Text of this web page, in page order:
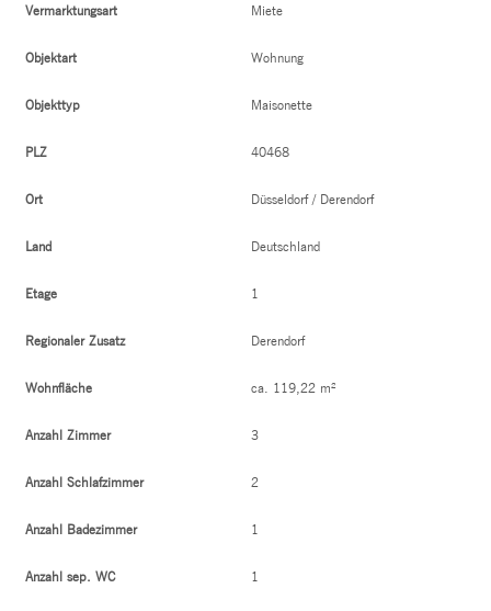
Vermarktungsart Miete
Objektart Wohnung
Objekttyp Maisonette
PLZ 40468
Ort Düsseldorf / Derendorf
Land Deutschland
Etage 1
Regionaler Zusatz Derendorf
Wohnfläche ca. 119,22 m²
Anzahl Zimmer 3
Anzahl Schlafzimmer 2
Anzahl Badezimmer 1
Anzahl sep. WC 1